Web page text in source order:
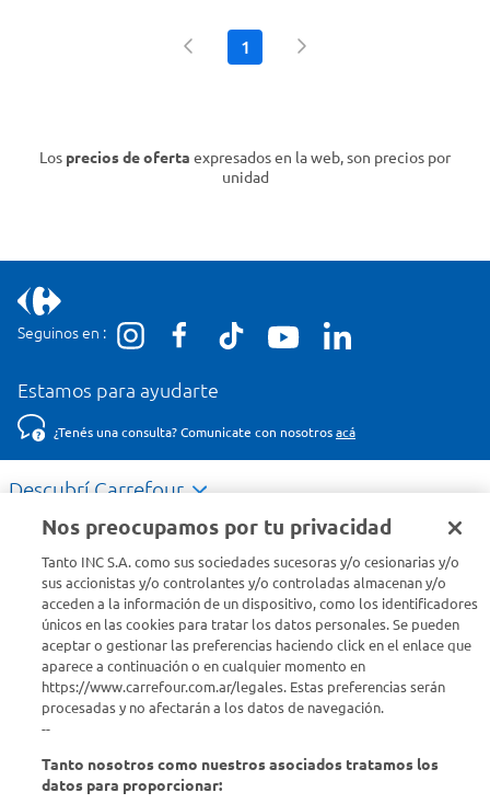
1
Los precios de oferta expresados en la web, son precios por
unidad
Seguinos en :
Estamos para ayudarte
¿Tenés una consulta? Comunicate con nosotros acá
Descubrí Carrefour
Info útil
Comprá Online
Enterate de nuestras ofertas
que nadie.
Nos preocupamos por tu privacidad
Tanto INC S.A. como sus sociedades sucesoras y/o cesionarias y/o
sus accionistas y/o controlantes y/o controladas almacenan y/o
acceden a la información de un dispositivo, como los identificadores
únicos en las cookies para tratar los datos personales. Se pueden
aceptar o gestionar las preferencias haciendo click en el enlace que
aparece a continuación o en cualquier momento en
https://www.carrefour.com.ar/legales. Estas preferencias serán
procesadas y no afectarán a los datos de navegación.
--
Tanto nosotros como nuestros asociados tratamos los
datos para proporcionar: